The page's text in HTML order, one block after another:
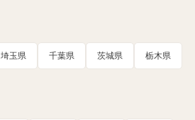
埼玉県 千葉県 茨城県 栃木県